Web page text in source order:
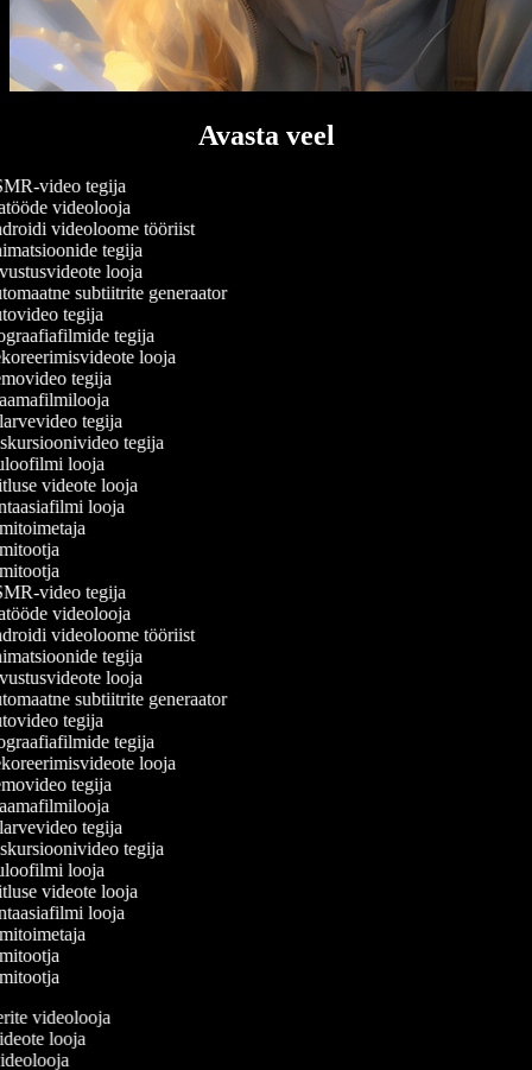
Avasta veel
video tegija
videolooja
videoloome tööriist
tegija
looja
subtiitrite generaator
tegija
tegija
looja
tegija
tegija
tegija
looja
videote looja
looja
video tegija
videolooja
videoloome tööriist
tegija
looja
subtiitrite generaator
tegija
tegija
looja
tegija
tegija
tegija
looja
videote looja
looja
videolooja
looja